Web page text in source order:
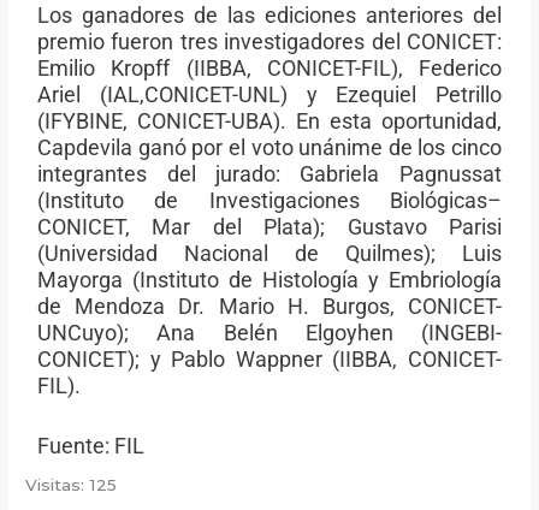
Los ganadores de las ediciones anteriores del
premio fueron tres investigadores del CONICET:
Emilio Kropff (IIBBA, CONICET-FIL), Federico
Ariel (IAL,CONICET-UNL) y Ezequiel Petrillo
(IFYBINE, CONICET-UBA). En esta oportunidad,
Capdevila ganó por el voto unánime de los cinco
integrantes del jurado: Gabriela Pagnussat
(Instituto de Investigaciones Biológicas–
CONICET, Mar del Plata); Gustavo Parisi
(Universidad Nacional de Quilmes); Luis
Mayorga (Instituto de Histología y Embriología
de Mendoza Dr. Mario H. Burgos, CONICET-
UNCuyo); Ana Belén Elgoyhen (INGEBI-
CONICET); y Pablo Wappner (IIBBA, CONICET-
FIL).
Fuente: FIL
Visitas: 125